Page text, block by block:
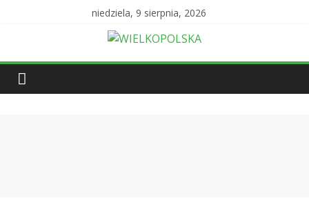
niedziela, 9 sierpnia, 2026